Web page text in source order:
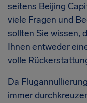
seitens Beijing
viele Fragen und
sollten Sie wissen,
Ihnen entweder
volle
Da
immer